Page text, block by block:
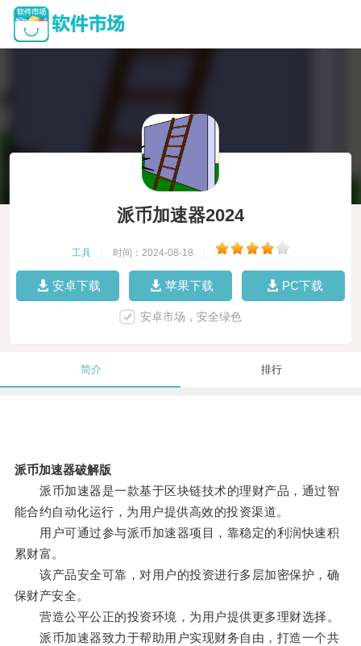
派币加速器2024
工具 时间：2024-08-18
安卓下载 苹果下载 PC下载
安卓市场，安全绿色
简介 排行
派币加速器破解版
派币加速器是一款基于区块链技术的理财产品，通过智
能合约自动化运行，为用户提供高效的投资渠道。
用户可通过参与派币加速器项目，靠稳定的利润快速积
累财富。
该产品安全可靠，对用户的投资进行多层加密保护，确
保财产安全。
营造公平公正的投资环境，为用户提供更多理财选择。
派币加速器致力于帮助用户实现财务自由，打造一个共